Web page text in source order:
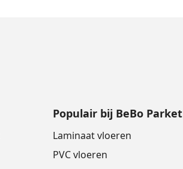
Populair bij BeBo Parket
Laminaat vloeren
PVC vloeren